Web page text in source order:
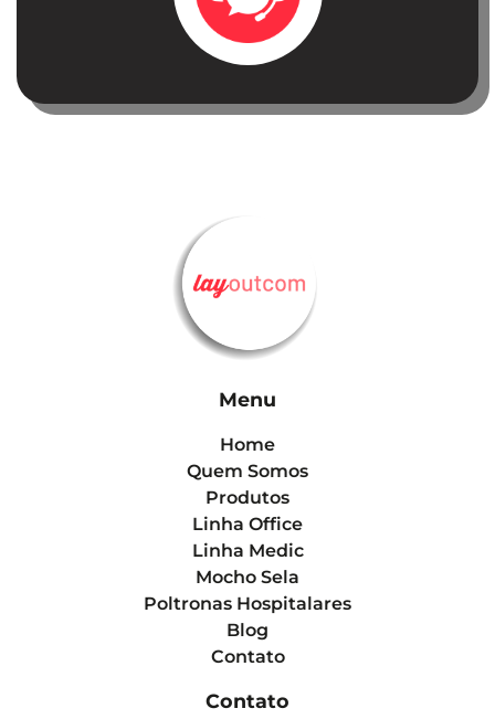
Menu
Home
Quem Somos
Produtos
Linha Office
Linha Medic
Mocho Sela
Poltronas Hospitalares
Blog
Contato
Contato